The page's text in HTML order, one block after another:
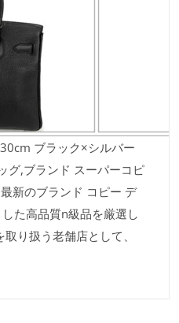
ブラック×シルバー
グ,ブランド スーパーコピ
新のブランド コピー デ
た高品質n級品を厳選し
り扱う老舗店として、